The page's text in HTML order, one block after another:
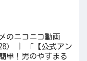
のニコニコ動画
） | 「【公式アン
単！男のやすまる